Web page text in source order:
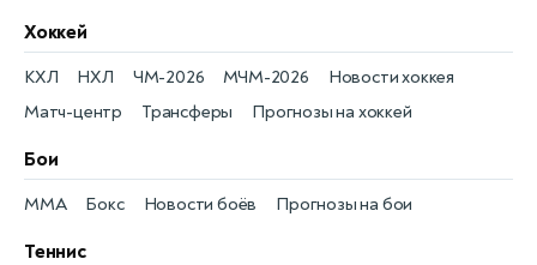
Хоккей
Новости хоккея
КХЛ
Матч-центр
НХЛ
Трансферы
ЧМ-2026
Прогнозы на хоккей
МЧМ-2026
Бои
Новости боёв
MMA Прогнозы на бои
Бокс
Теннис